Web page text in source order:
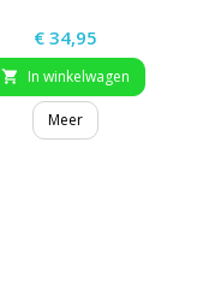
Prijs
€ 34,95
 In winkelwagen
Meer